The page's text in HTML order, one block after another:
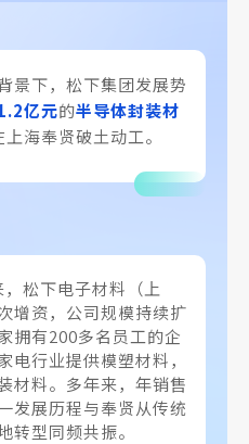
景下，松下集团发展势
亿元的半导体封装材
海奉贤破土动工。
，松下电子材料（上
增资，公司规模持续扩
拥有200多名员工的企
电行业提供模塑材料，
材料。多年来，年销售
发展历程与奉贤从传统
转型同频共振。